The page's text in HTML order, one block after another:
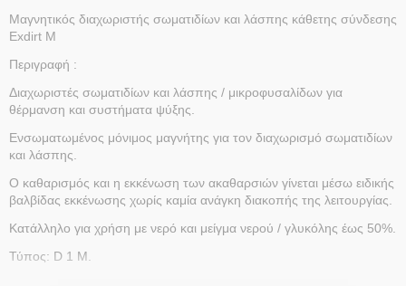
Μαγνητικός διαχωριστής σωματιδίων και λάσπης κάθετης σύνδεσης
Exdirt M
Περιγραφή :
Διαχωριστές σωματιδίων και λάσπης / μικροφυσαλίδων για
θέρμανση και συστήματα ψύξης.
Ενσωματωμένος μόνιμος μαγνήτης για τον διαχωρισμό σωματιδίων
και λάσπης.
Ο καθαρισμός και η εκκένωση των ακαθαρσιών γίνεται μέσω ειδικής
βαλβίδας εκκένωσης χωρίς καμία ανάγκη διακοπής της λειτουργίας.
Κατάλληλο για χρήση με νερό και μείγμα νερού / γλυκόλης έως 50%.
Τύπος: D 1 Μ.